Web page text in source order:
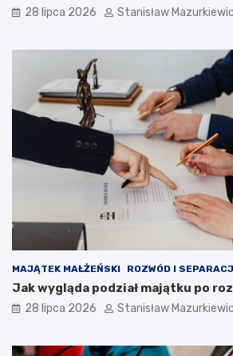
28 lipca 2026 Stanisław
MAJĄTEK MAŁŻEŃSKI ROZWÓD I
Jak wygląda podział majątku po
28 lipca 2026 Stanisław